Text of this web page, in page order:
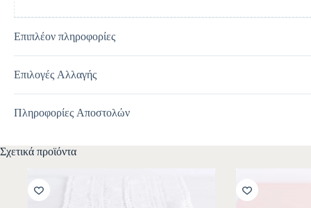
Επιπλέον πληροφορίες
Επιλογές Αλλαγής
Πληροφορίες Αποστολών
Σχετικά προϊόντα